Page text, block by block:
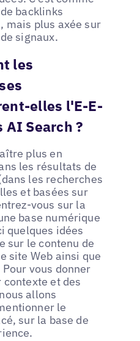
backlinks
mais plus axée sur
signaux.
les
elles l'E-E-
AI Search ?
plus en
les résultats de
les recherches
et basées sur
vous sur la
base numérique
quelques idées
sur le contenu de
site Web ainsi que
vous donner
et des
allons
le
sur la base de